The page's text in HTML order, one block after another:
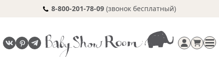
8-800-201-78-09 (звонок бесплатный)